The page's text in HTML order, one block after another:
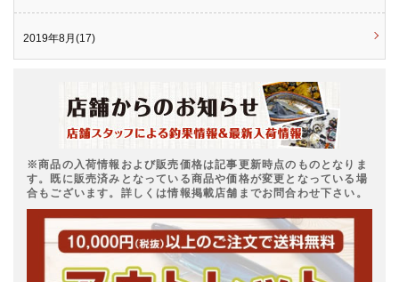
2019年8月(17)
※商品の入荷情報および販売価格は記事更新時点のものとなりま
す。既に販売済みとなっている商品や価格が変更となっている場
合もございます。詳しくは情報掲載店舗までお問合わせ下さい。